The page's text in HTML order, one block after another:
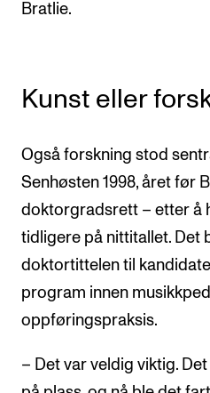
Bratlie.
Kunst eller
Også forskning stod
Senhøsten 1998, året før
doktorgradsrett – etter å
tidligere på nittitallet. Det
doktortittelen til
program innen
oppføringspraksis.
– Det var veldig viktig.